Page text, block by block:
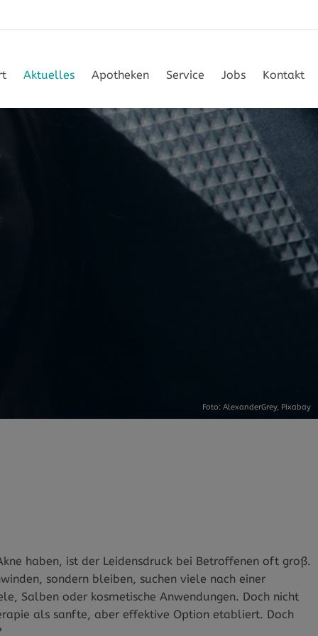
Aktuelles Apotheken Service Jobs Kontakt
Foto: AlexanderGrey, Pixabay
haben, ist der Leidensdruck bei Betroffenen oft groß.
sondern bleiben, suchen viele nach einer
Salben oder kosmetische Anwendungen. Doch nicht
als sanfte, aber effektive Option etabliert. Doch